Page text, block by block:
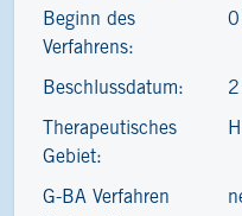
Beginn des
Verfahrens:
Beschlussdatum:
Therapeutisches
Gebiet:
G-BA Verfahren